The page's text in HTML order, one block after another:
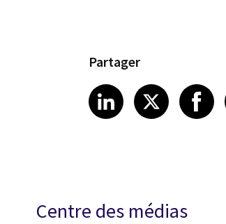
Partager
Share article
LinkedIn
Share
X
Centre des médias